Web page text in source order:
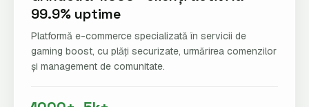
99.9% uptime
Platformă e-commerce specializată în servicii de
gaming boost, cu plăți securizate, urmărirea comenzilor
și management de comunitate.